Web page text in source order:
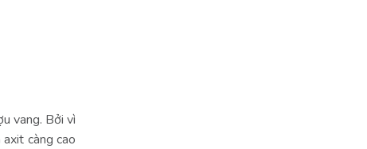
vang. Bởi vì
càng cao